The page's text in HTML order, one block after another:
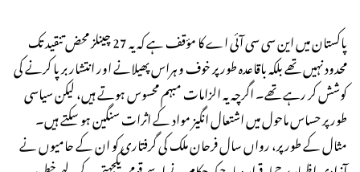
پاکستان میں این سی سی آئی اے کا مؤقف ہے کہ یہ 27 چینلز محض تنقید تک
محدود نہیں تھے بلکہ باقاعدہ طور پر خوف و ہراس پھیلانے اور انتشار برپا کرنے کی
کوشش کر رہے تھے۔ اگرچہ یہ الزامات مبہم محسوس ہوتے ہیں، لیکن سیاسی
طور پر حساس ماحول میں اشتعال انگیز مواد کے اثرات سنگین ہو سکتے ہیں۔
مثال کے طور پر، رواں سال فرحان ملک کی گرفتاری کو ان کے حامیوں نے